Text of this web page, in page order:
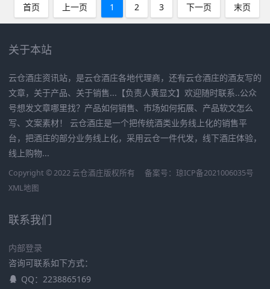
首页 上一页 1 2 3 下一页 末页
关于本站
云仓酒庄资讯站，是云仓酒庄各地代理商，还有云仓酒庄的酒友写的
文章，关于产品、关于销售...【负责人黄显文】欢迎随时联系..公众
号想发文章哪里找？产品如何销售、市场如何拓展、产品软文怎么
写、文案素材！ 云仓酒庄是一个把传统酒类业务线上化的销售平
台，把酒庄的部分业务线上化，采用云仓一件代发，线下酒庄体验，
线上购物...
Copyright © 2022 云仓酒庄版权所有 备案号： 琼ICP备2021006035号
XML地图
联系我们
内部登录
咨询可联系如下方式：
QQ：2238865169